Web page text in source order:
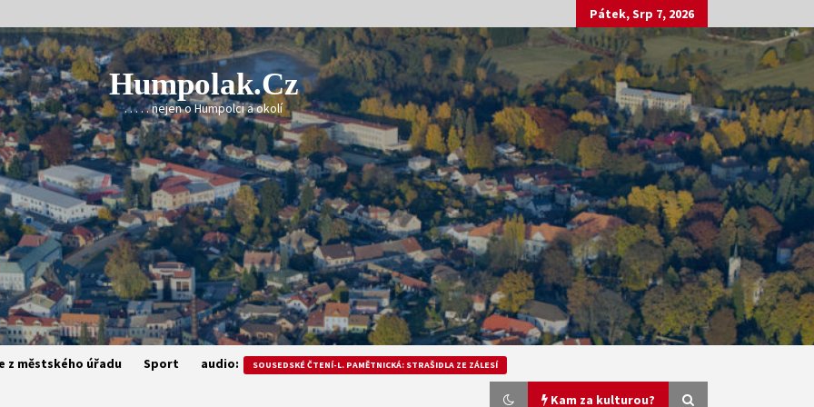
Pátek, Srp 7, 2026
Humpolak.cz
. . . . . nejen o Humpolci a okolí
z městského úřadu Sport audio: SOUSEDSKÉ ČTENÍ-L. PAMĚTNICKÁ: STRAŠIDLA ZE ZÁLESÍ
Kam za kulturou?